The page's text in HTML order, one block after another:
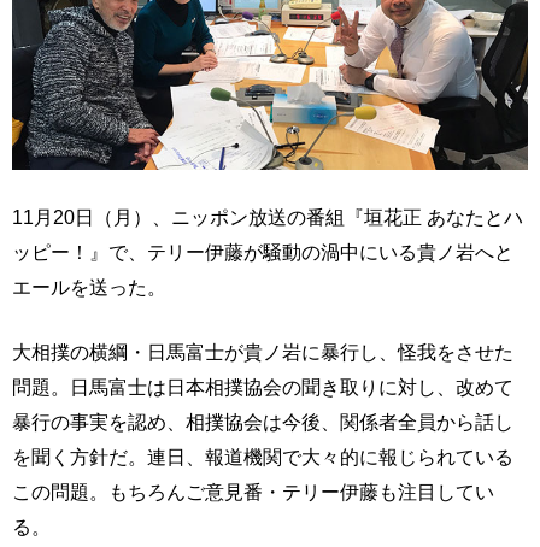
11月20日（月）、ニッポン放送の番組『垣花正 あなたとハ
ッピー！』で、テリー伊藤が騒動の渦中にいる貴ノ岩へと
エールを送った。
大相撲の横綱・日馬富士が貴ノ岩に暴行し、怪我をさせた
問題。日馬富士は日本相撲協会の聞き取りに対し、改めて
暴行の事実を認め、相撲協会は今後、関係者全員から話し
を聞く方針だ。連日、報道機関で大々的に報じられている
この問題。もちろんご意見番・テリー伊藤も注目してい
る。